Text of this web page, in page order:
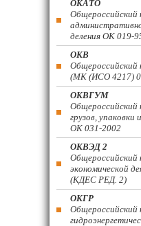
ОКАТО
Общероссийский
деления ОК 019-
ОКВ
(МК (ИСО 4217)
ОКВГУМ
Общероссийский
грузов,
ОК 031-2002
ОКВЭД 2
Общероссийский
экономической
(КДЕС РЕД. 2)
ОКГР
Общероссийский